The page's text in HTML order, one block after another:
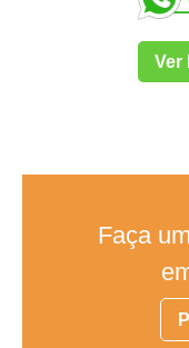
Ver
Faça